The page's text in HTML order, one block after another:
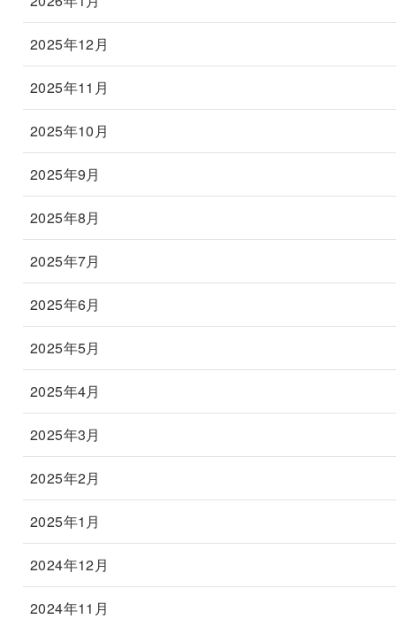
2025年12月
2025年11月
2025年10月
2025年9月
2025年8月
2025年7月
2025年6月
2025年5月
2025年4月
2025年3月
2025年2月
2025年1月
2024年12月
2024年11月